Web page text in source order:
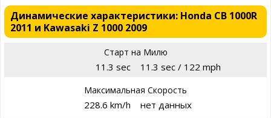
Динамические характеристики: Honda CB 1000R
2011 и Kawasaki Z 1000 2009
Старт на Милю
11.3 sec 11.3 sec / 122 mph
Максимальная Скорость
228.6 km/h нет данных